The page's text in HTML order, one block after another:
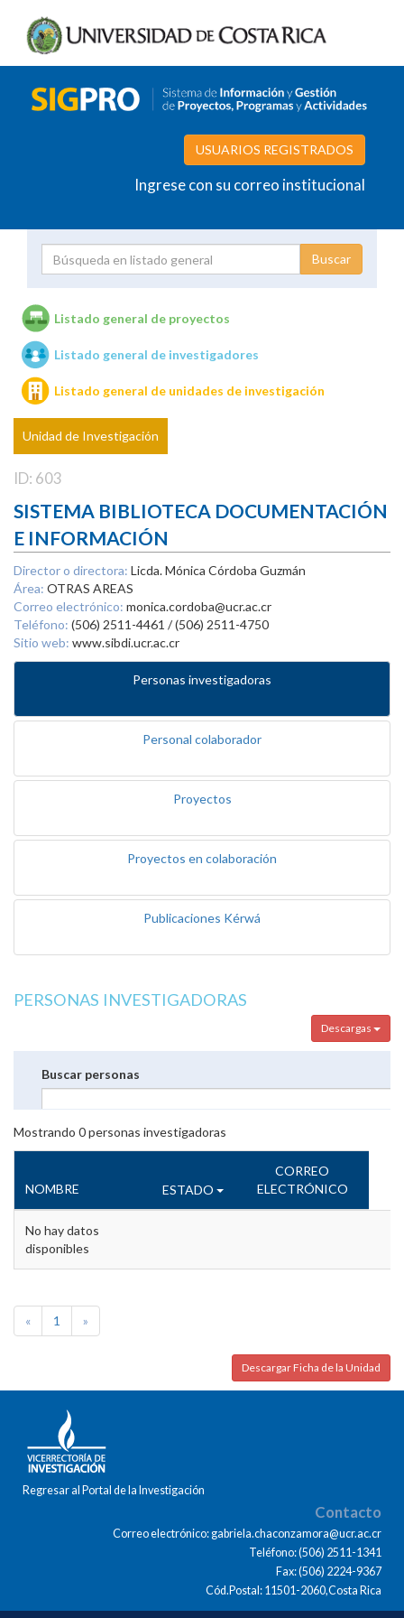
USUARIOS REGISTRADOS
Ingrese con su correo institucional
Unidades de investigación
Listado general de proyectos
Listado general de investigadores
Listado general de unidades de investigación
Unidad de Investigación
ID: 603
SISTEMA BIBLIOTECA DOCUMENTACIÓN
E INFORMACIÓN
Director o directora: Licda. Mónica Córdoba Guzmán
Área: OTRAS AREAS
Correo electrónico: monica.cordoba@ucr.ac.cr
Teléfono: (506) 2511-4461 / (506) 2511-4750
Sitio web: www.sibdi.ucr.ac.cr
Personas investigadoras
Personal colaborador
Proyectos
Proyectos en colaboración
Publicaciones Kérwá
PERSONAS INVESTIGADORAS
Descargas
Buscar personas
Mostrando 0personas investigadoras
NOMBRE ESTADO
CORREO
ELECTRÓNICO
No hay datos
disponibles
« 1 »
Descargar Ficha de la Unidad
Regresar al Portal de la Investigación
Contacto
Correo electrónico: gabriela.chaconzamora@ucr.ac.cr
Teléfono: (506) 2511-1341
Fax: (506) 2224-9367
Cód.Postal: 11501-2060,Costa Rica